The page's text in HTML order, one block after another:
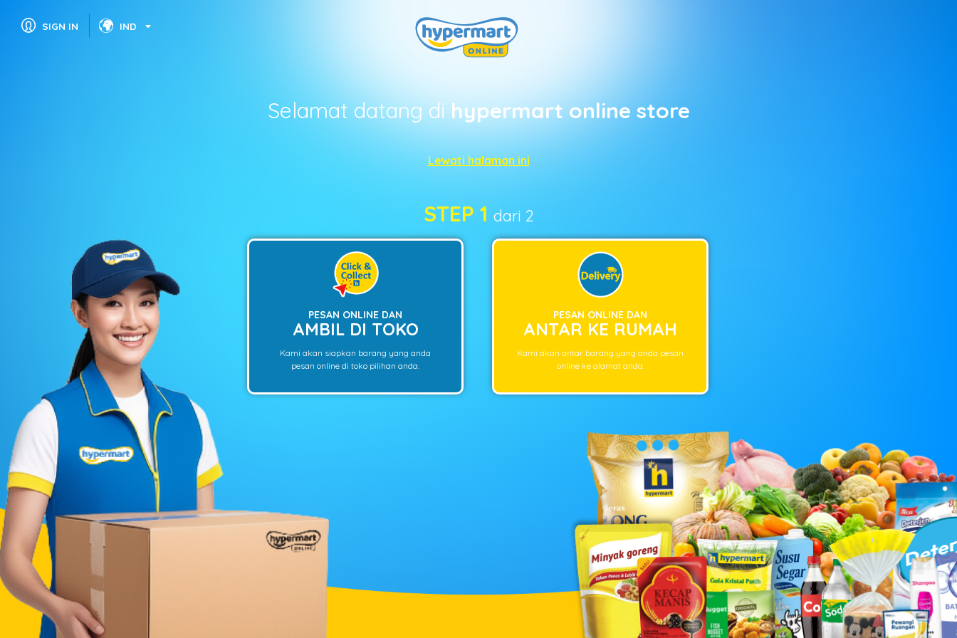
SIGN IN IND
Selamat datang di hypermart online store
Lewati halaman ini
STEP 1 dari 2
PESAN ONLINE DAN
AMBIL DI TOKO
Kami akan siapkan barang yang anda
pesan online di toko pilihan anda.
PESAN ONLINE DAN
ANTAR KE RUMAH
Kami akan antar barang yang anda pesan
online ke alamat anda.